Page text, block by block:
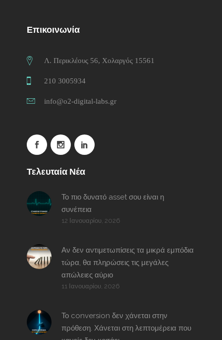
Επικοινωνία
Λ. Περικλέους 56, Χολαργός 15561
210 3005934
info@o2-digital-labs.gr
Τελευταία Νέα
Το πιο δυνατό asset σου είναι η
συνέπεια
12 Ιανουαρίου, 2026
Αν δεν αντιμετωπίσεις τα μικρά εμπόδια
τώρα, θα πληρώσεις τις μεγάλες
απώλειες αύριο
11 Ιανουαρίου, 2026
Το conversion δεν χάνεται στην
πρόθεση. Χάνεται στη λεπτομέρεια που